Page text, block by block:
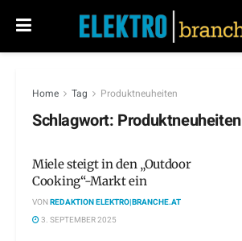
Home Tag Produktneuheiten
Schlagwort: Produktneuheiten
Miele steigt in den „Outdoor
Cooking“-Markt ein
VONREDAKTION ELEKTRO|BRANCHE.AT
3. SEPTEMBER 2025